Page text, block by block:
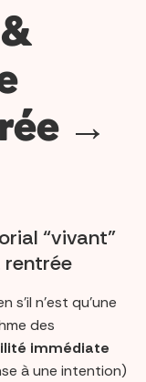
→
“vivant”
rentrée
s’il n’est qu’une
des
immédiate
à une intention)